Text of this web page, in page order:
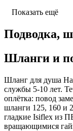
Показать ещё
Подводка,
Шланги и
Шланг для душа
службы 5-10 лет.
оплётка: повод
шланги 125, 160 и
гладкие Isiflex из
вращающимися